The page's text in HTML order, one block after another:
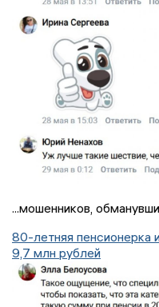
...мошенников,
80-летняя пенсионерка
9,7 млн рублей